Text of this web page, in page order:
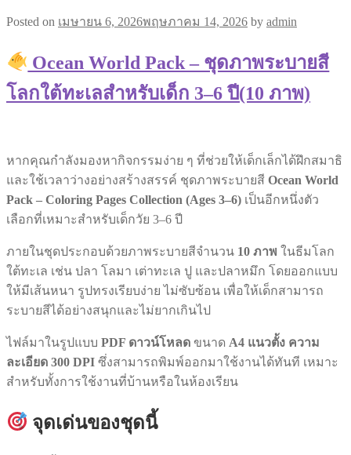
Posted on เมษายน 6, 2026พฤษภาคม 14, 2026 by admin
Ocean World Pack – ชุดภาพระบายสี
โลกใต้ทะเลสำหรับเด็ก 3–6 ปี(10 ภาพ)
หากคุณกำลังมองหากิจกรรมง่าย ๆ ที่ช่วยให้เด็กเล็กได้ฝึกสมาธิ
และใช้เวลาว่างอย่างสร้างสรรค์ ชุดภาพระบายสี Ocean World
Pack – Coloring Pages Collection (Ages 3–6) เป็นอีกหนึ่งตัว
เลือกที่เหมาะสำหรับเด็กวัย 3–6 ปี
ภายในชุดประกอบด้วยภาพระบายสีจำนวน 10 ภาพ ในธีมโลก
ใต้ทะเล เช่น ปลา โลมา เต่าทะเล ปู และปลาหมึก โดยออกแบบ
ให้มีเส้นหนา รูปทรงเรียบง่าย ไม่ซับซ้อน เพื่อให้เด็กสามารถ
ระบายสีได้อย่างสนุกและไม่ยากเกินไป
ไฟล์มาในรูปแบบ PDF ดาวน์โหลด ขนาด A4 แนวตั้ง ความ
ละเอียด 300 DPI ซึ่งสามารถพิมพ์ออกมาใช้งานได้ทันที เหมาะ
สำหรับทั้งการใช้งานที่บ้านหรือในห้องเรียน
จุดเด่นของชุดนี้